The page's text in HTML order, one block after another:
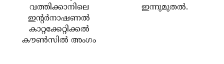
വത്തിക്കാനിലെ
ഇന്റര്‍നാഷണല്‍
കാറ്റക്കേറ്റിക്കല്‍
കൗണ്‍സില്‍ അംഗം
ഇന്നുമുതല്‍.